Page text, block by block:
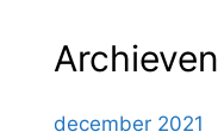
Archieven
december 2021